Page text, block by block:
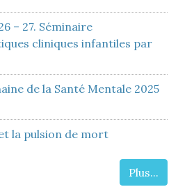
– 27. Séminaire
cliniques infantiles par
de la Santé Mentale 2025
la pulsion de mort
Plus...